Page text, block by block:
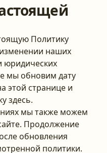
Политику
наших
юридических
мы обновим дату
этой странице и
здесь.
мы также можем
Продолжение
обновления
политики.